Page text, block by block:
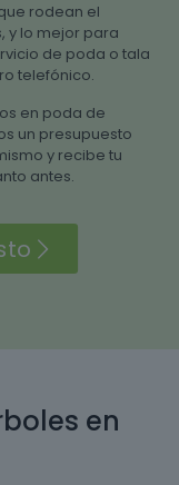
rodean el
y lo mejor para
de poda o tala
telefónico.
en poda de
un presupuesto
y recibe tu
antes.
en